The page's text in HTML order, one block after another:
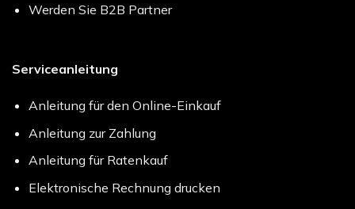
Werden Sie B2B Partner
Serviceanleitung
Anleitung für den Online-Einkauf
Anleitung zur Zahlung
Anleitung für Ratenkauf
Elektronische Rechnung drucken